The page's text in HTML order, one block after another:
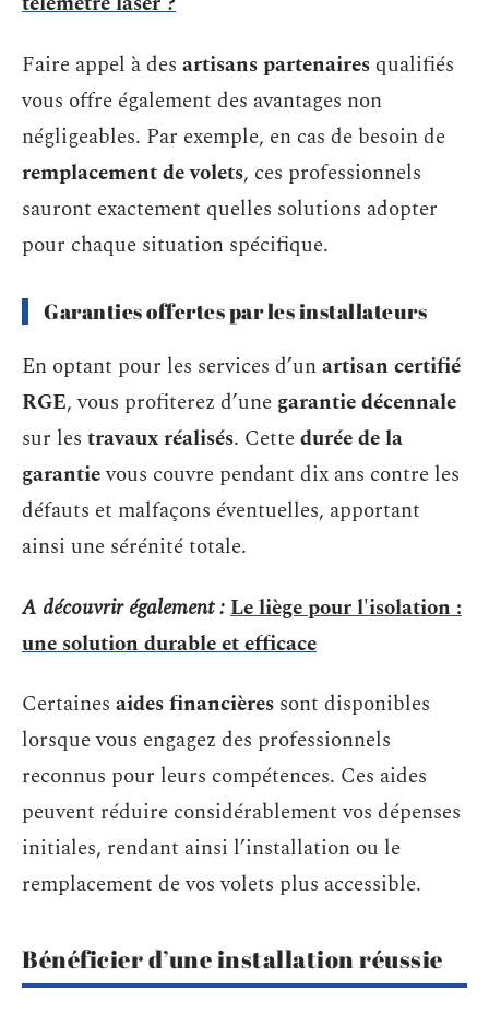
Faire appel à des artisans partenaires qualifiés
vous offre également des avantages non
négligeables. Par exemple, en cas de besoin de
remplacement de volets, ces professionnels
sauront exactement quelles solutions adopter
pour chaque situation spécifique.
Garanties offertes par les installateurs
En optant pour les services d’unartisan certifié
RGE, vous profiterez d’une garantie décennale
sur les travaux réalisés. Cettedurée de la
garantievous couvre pendant dix ans contre les
défauts et malfaçons éventuelles, apportant
ainsi une sérénité totale.
A découvrir également :Le liège pour l'isolation :
une solution durable et efficace
Certaines aides financières sont disponibles
lorsque vous engagez des professionnels
reconnus pour leurs compétences. Ces aides
peuvent réduire considérablement vos dépenses
initiales, rendant ainsi l’installation ou le
remplacement de vos volets plus accessible.
Bénéficier d’une installation réussie